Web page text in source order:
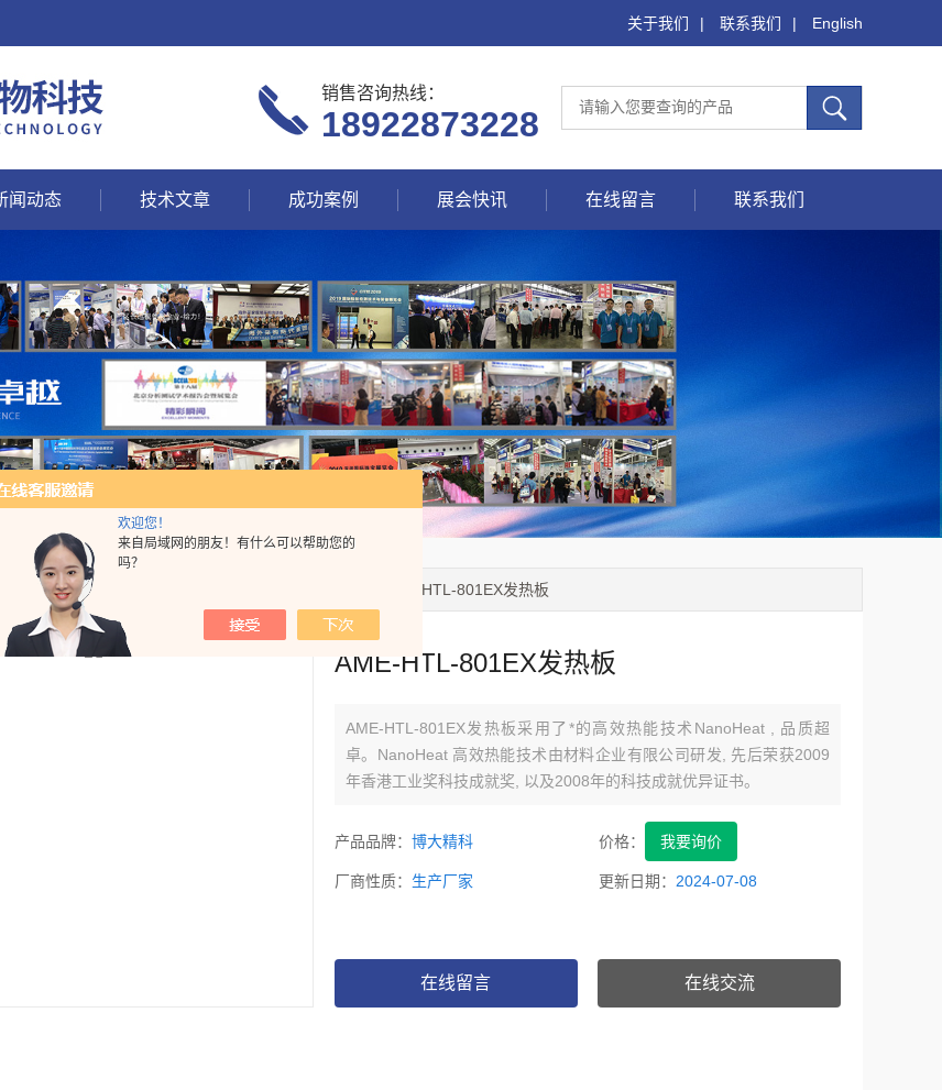
欢迎您！
来自局域网的朋友！有什么可以帮助您的
吗？
关于我们 | 联系我们 | English
销售咨询热线：
18922873228
闻动态 技术文章 成功案例 展会快讯 在线留言 联系我们
首页 >产品中心 > AME-HTL-801EX发热板
AME-HTL-801EX发热板
AME-HTL-801EX发热板采用了*的高效热能技术NanoHeat , 品质超
卓。NanoHeat 高效热能技术由材料企业有限公司研发, 先后荣获2009
年香港工业奖科技成就奖, 以及2008年的科技成就优异证书。
产品品牌： 博大精科 价格： 我要询价
厂商性质： 生产厂家 更新日期： 2024-07-08
在线留言 在线交流